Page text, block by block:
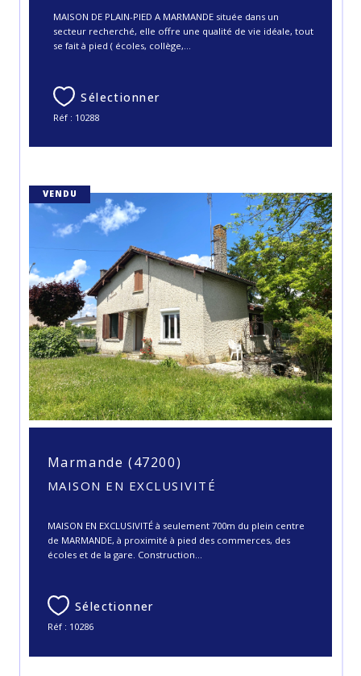
MAISON DE PLAIN-PIED A MARMANDE située dans un
secteur recherché, elle offre une qualité de vie idéale, tout
se fait à pied ( écoles, collège,...
Sélectionner
Réf : 10288
Marmande (47200)
MAISON EN EXCLUSIVITÉ
MAISON EN EXCLUSIVITÉ à seulement 700m du plein centre
de MARMANDE, à proximité à pied des commerces, des
écoles et de la gare. Construction...
Sélectionner
Réf : 10286
VENDU